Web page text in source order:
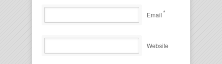
Email*
Website